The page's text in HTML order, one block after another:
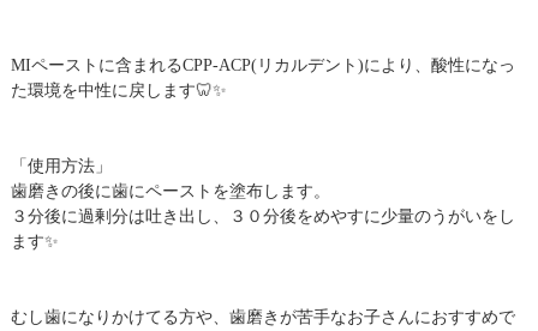
MIペーストに含まれるCPP-ACP(リカルデント)により、酸性になっ
た環境を中性に戻します🦷✨
「使用方法」
歯磨きの後に歯にペーストを塗布します。
３分後に過剰分は吐き出し、３０分後をめやすに少量のうがいをし
ます✨
むし歯になりかけてる方や、歯磨きが苦手なお子さんにおすすめで